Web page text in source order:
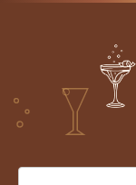
Перейти
Поиск: